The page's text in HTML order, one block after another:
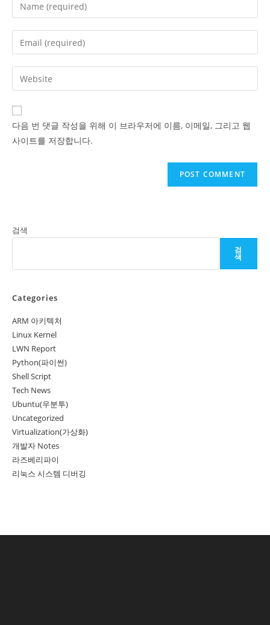
your
name
comment
Enter
your
email
address
comment
Enter
your
website
URL
다음 번 댓글 작성을 위해 이 브라우저에 이름, 이메일, 그리고 웹
사이트를 저장합니다.
검색
검
색
Categories
ARM 아키텍처
Linux Kernel
LWN Report
Python(파이썬)
Shell Script
Tech News
Ubuntu(우분투)
Uncategorized
Virtualization(가상화)
개발자 Notes
라즈베리파이
리눅스 시스템 디버깅